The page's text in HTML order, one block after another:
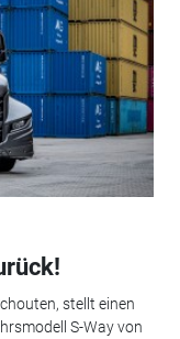
stellt einen
S-Way von